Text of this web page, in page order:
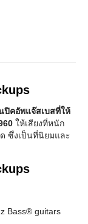
ปิคอัพแจ๊สเบสที่ให้
ให้เสียงที่หนัก
ซึ่งเป็นที่นิยมและ
Bass® guitars